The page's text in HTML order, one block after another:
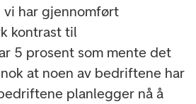
har gjennomført
kontrast til
5 prosent som mente det
at noen av bedriftene har
planlegger nå å